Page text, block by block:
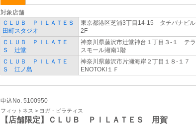
対象店舗
ＣＬＵＢ ＰＩＬＡＴＥＳ
田町スタジオ
東京都港区芝浦3丁目14-15 タチバナビル
2F
ＣＬＵＢ ＰＩＬＡＴＥ
Ｓ 辻堂
神奈川県藤沢市辻堂神台１丁目３-１ テラ
スモール湘南1階
ＣＬＵＢ ＰＩＬＡＴＥ
Ｓ 江ノ島
神奈川県藤沢市片瀬海岸２丁目１８-１７
ENOTOKI１Ｆ
申込No. 5100950
フィットネス > ヨガ・ピラティス
【店舗限定】ＣＬＵＢ ＰＩＬＡＴＥＳ 用賀